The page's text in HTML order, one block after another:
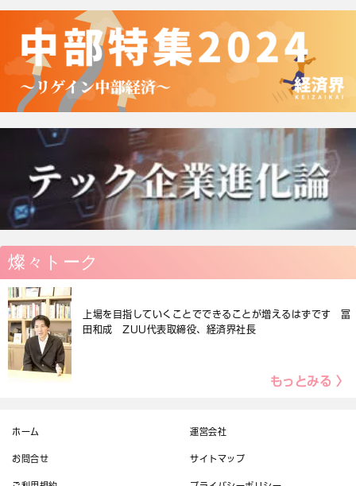
燦々トーク
上場を目指していくことでできることが増えるはずです 冨
田和成 ZUU代表取締役、経済界社長
もっとみる 〉
ホーム 運営会社
お問合せ サイトマップ